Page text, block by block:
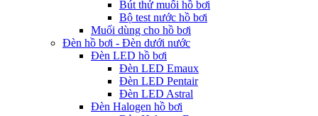
Bút thử muối hồ bơi
Bộ test nước hồ bơi
Muối dùng cho hồ bơi
Đèn hồ bơi - Đèn dưới nước
Đèn LED hồ bơi
Đèn LED Emaux
Đèn LED Pentair
Đèn LED Astral
Đèn Halogen hồ bơi